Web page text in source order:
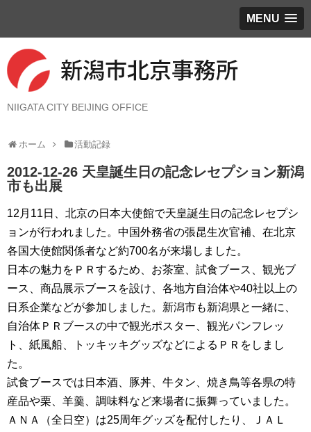
MENU
NIIGATA CITY BEIJING OFFICE
ホーム 活動記録
2012-12-26 天皇誕生日の記念レセプション新潟
市も出展
12月11日、北京の日本大使館で天皇誕生日の記念レセプシ
ョンが行われました。中国外務省の張昆生次官補、在北京
各国大使館関係者など約700名が来場しました。
日本の魅力をＰＲするため、お茶室、試食ブース、観光ブ
ース、商品展示ブースを設け、各地方自治体や40社以上の
日系企業などが参加しました。新潟市も新潟県と一緒に、
自治体ＰＲブースの中で観光ポスター、観光パンフレッ
ト、紙風船、トッキッキグッズなどによるＰＲをしまし
た。
試食ブースでは日本酒、豚丼、牛タン、焼き鳥等各県の特
産品や栗、羊羹、調味料など来場者に振舞っていました。
ＡＮＡ（全日空）は25周年グッズを配付したり、ＪＡＬ